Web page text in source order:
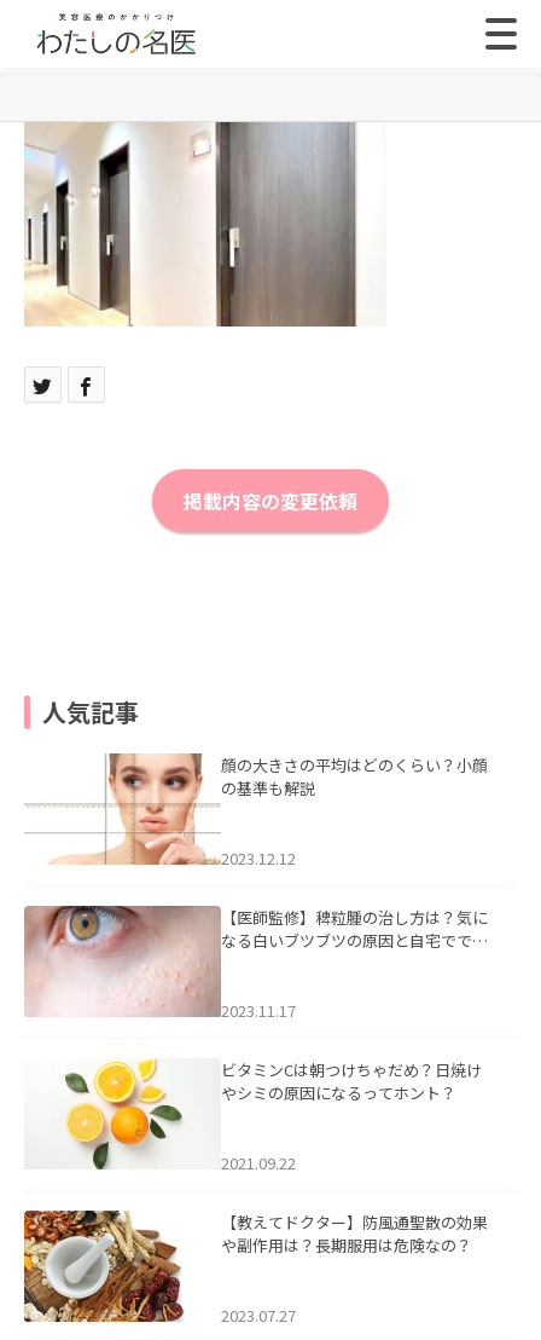
掲載内容の変更依頼
人気記事
顔の大きさの平均はどのくらい？小顔
の基準も解説
2023.12.12
【医師監修】稗粒腫の治し方は？気に
なる白いブツブツの原因と自宅ででき
2023.11.17
ビタミンCは朝つけちゃだめ？日焼け
やシミの原因になるってホント？
2021.09.22
【教えてドクター】防風通聖散の効果
や副作用は？長期服用は危険なの？
2023.07.27